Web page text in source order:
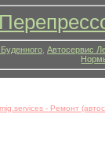
Автосервис
- Ремонт